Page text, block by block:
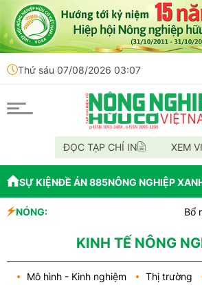
Thứ sáu 07/08/2026 03:07
ĐỌC TẠP CHÍ IN XEM
SỰ KIỆNĐỀ ÁN 885NÔNG NGHIỆP
NÓNG:
Bổ nhiệm
Bắc Ninh
KINH TẾ NÔNG
Mô hình - Kinh nghiệm Thị trường